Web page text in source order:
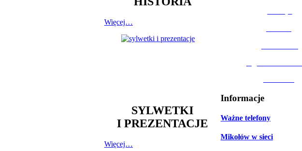
Więcej…
SYLWETKI
I PREZENTACJE
Więcej…
Informacje
Ważne telefony
Mikołów w sieci